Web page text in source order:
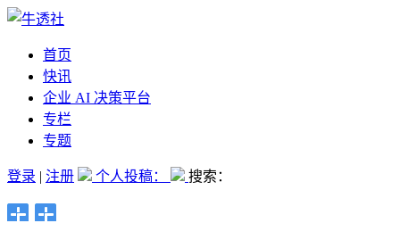
首页
快讯
企业 AI 决策平台
专栏
专题
登录 | 注册 个人投稿： 搜索：